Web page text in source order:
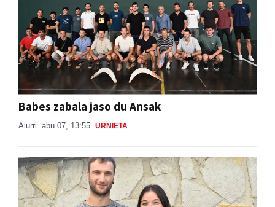
Babes zabala jaso du Ansak
Aiurri abu 07, 13:55 URNIETA